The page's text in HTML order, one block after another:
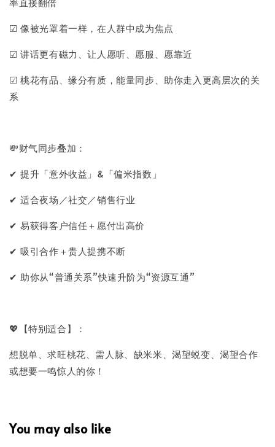
☑ 像被光罩着一样，在人群中成为焦点
☑ 讲话更有磁力、让人愿听、愿服、愿靠近
☑ 桃花有品、缘分有质，能量同步、助你走入更高层次的关
系
💸财气同步叠加：
✔ 提升「意外收益」&「偏米指数」
✔ 适合夜场／社交／销售行业
✔ 易获得客户信任＋愿付出高价
✔ 吸引合作＋贵人提携不断
✔ 助你从“普通关系”快速升阶为“资源互通”
💖【特别适合】：
想脱单、求旺桃花、需人脉、缺米米、渴望蜕变、渴望合作
或想要一鸣惊人的你！
You may also like